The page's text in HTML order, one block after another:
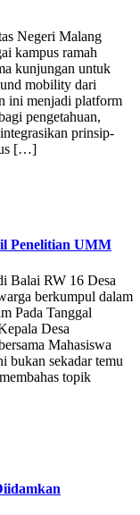
Negeri Malang
kampus ramah
kunjungan untuk
mobility dari
ini menjadi platform
pengetahuan,
prinsip-
[…]
Penelitian UMM
Balai RW 16 Desa
berkumpul dalam
Pada Tanggal
Desa
Mahasiswa
bukan sekadar temu
topik